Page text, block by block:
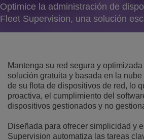
Soluciones de energía
Soluciones para el
Manufacturing
Edificios inteligentes
Digital Age Networking
Contact Center and
Gestión de
Switches
LAN inalámbrica
Business Partners
Videoteca
Referencias de
Eventos y Webinars
Novedades ALE
Optimice la administración de
Fleet Supervision, una solución
Mantenga su red segura y
solución gratuita y basada en la
de su flota de dispositivos de red, lo
proactiva, el cumplimiento del
dispositivos gestionados y no
Diseñada para ofrecer simplicidad y
Supervision automatiza las tareas